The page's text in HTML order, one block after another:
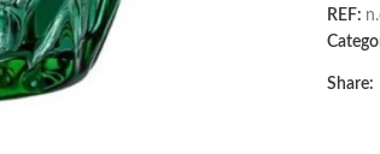
REF:
Share: